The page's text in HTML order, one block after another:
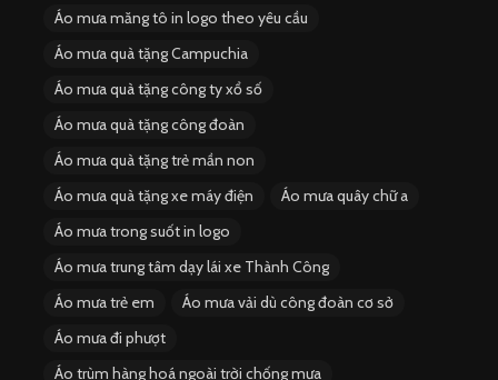
Áo mưa măng tô in logo theo yêu cầu
Áo mưa quà tặng Campuchia
Áo mưa quà tặng công ty xổ số
Áo mưa quà tặng công đoàn
Áo mưa quà tặng trẻ mần non
Áo mưa quà tặng xe máy điện
Áo mưa quây chữ a
Áo mưa trong suốt in logo
Áo mưa trung tâm dạy lái xe Thành Công
Áo mưa trẻ em
Áo mưa vải dù công đoàn cơ sở
Áo mưa đi phượt
Áo trùm hàng hoá ngoài trời chống mưa